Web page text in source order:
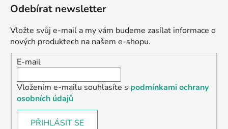
Odebírat newsletter
Vložte svůj e-mail a my vám budeme zasílat informace o
nových produktech na našem e-shopu.
E-mail
Vložením e-mailu souhlasíte s podmínkami ochrany
osobních údajů
PŘIHLÁSIT SE